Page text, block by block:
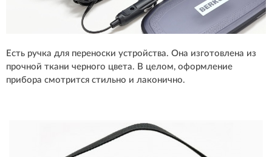
Есть ручка для переноски устройства. Она изготовлена из
прочной ткани черного цвета. В целом, оформление
прибора смотрится стильно и лаконично.